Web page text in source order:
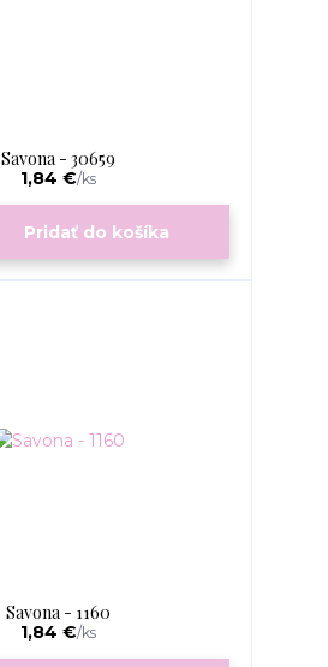
Savona - 30659
1,84 €/ks
Pridať do košíka
Savona - 1160
1,84 €/ks